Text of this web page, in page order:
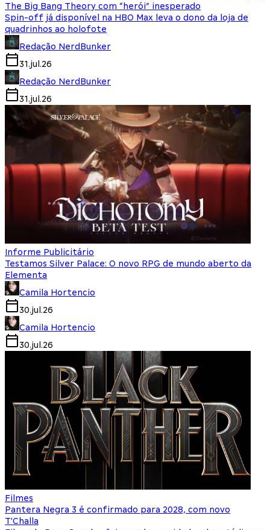
The Big Bang Theory com “herói” inesperado
Spin-off já disponível na HBO Max leva o dono da loja de
quadrinhos ao holofote
Redação NerdBunker
31.jul.26
Redação NerdBunker
31.jul.26
Informe Publicitário
Testamos Silver Palace: O novo RPG de mundo aberto da
Elementa
Camila Hortencio
30.jul.26
Camila Hortencio
30.jul.26
Filmes
Pantera Negra 3 é confirmado para 2028, com novo
T'Challa